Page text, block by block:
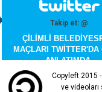
Takip et: @
ÇİLİMLİ
MAÇLARI TWİTTER'DA
ANLATIMDA.
ANA SAYFA
Copyleft 2015
ve